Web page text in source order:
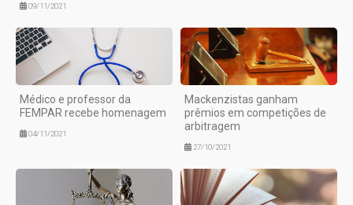
09/11/2021
Médico e professor da
FEMPAR recebe homenagem
04/11/2021
Mackenzistas ganham
prêmios em competições de
arbitragem
27/10/2021